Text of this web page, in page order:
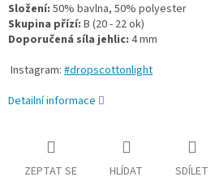
Složení: 50% bavlna, 50% polyester
Skupina přízí: B (20 - 22 ok)
Doporučená síla jehlic: 4 mm
Instagram: #dropscottonlight
Detailní informace
ZEPTAT SE HLÍDAT SDÍLET